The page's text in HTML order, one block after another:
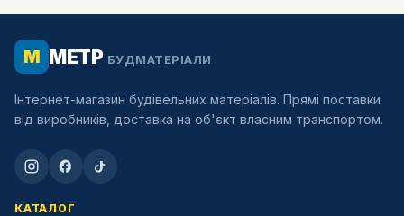
М МЕТР БУДМАТЕРІАЛИ
Інтернет-магазин будівельних матеріалів. Прямі поставки
від виробників, доставка на об'єкт власним транспортом.
КАТАЛОГ